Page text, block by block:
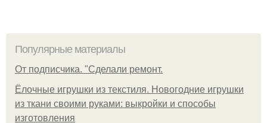
Популярные материалы
От подписчика. "Сделали ремонт.
Ёлочные игрушки из текстиля. Новогодние игрушки
из ткани своими руками: выкройки и способы
изготовления